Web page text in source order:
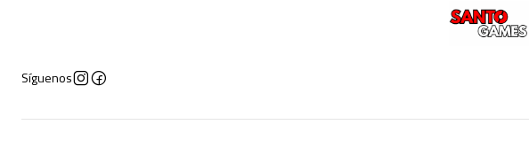
Síguenos